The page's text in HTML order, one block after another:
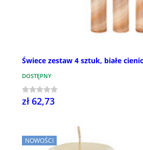
Świece zestaw 4 sztuk, białe
DOSTĘPNY
zł 62,73
NOWOŚCI